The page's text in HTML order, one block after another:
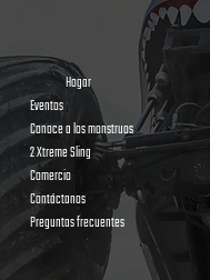
Hogar
Eventos
Conoce a los monstruos
2 Xtreme Sling
Comercio
Preguntas frecuentes
Contáctanos